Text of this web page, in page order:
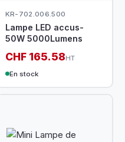
KR-702.006.500
Lampe LED accus-
50W 5000Lumens
CHF 165.58HT
En stock